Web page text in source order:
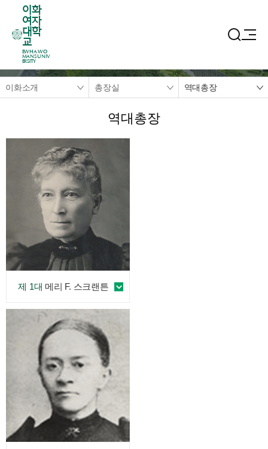
이화
여자
대학
교
EWHA WO
MANS UNIV
ERSITY
이화소개 총장실 역대총장
역대총장
제 1대 메리 F. 스크랜튼